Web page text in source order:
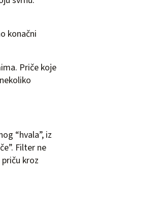
konačni
Priče koje
“hvala”, iz
Filter ne
kroz